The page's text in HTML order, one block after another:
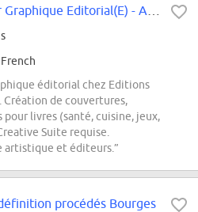
éditorial chez Editions
Création de couvertures,
livres (santé, cuisine, jeux,
Suite requise.
artistique et éditeurs.”
procédés Bourges